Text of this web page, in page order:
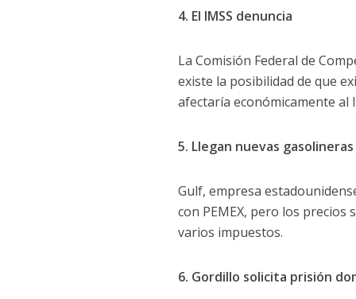
4. El IMSS denuncia
La Comisión Federal de
existe la posibilidad de que
afectaría económicamente al
5. Llegan nuevas gasolineras
Gulf, empresa
con PEMEX, pero los
varios impuestos.
6. Gordillo solicita prisión